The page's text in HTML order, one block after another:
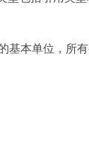
基本单位，所